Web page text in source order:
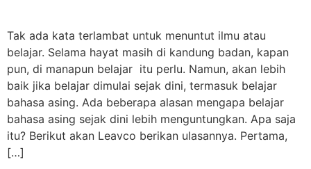
Tak ada kata terlambat untuk menuntut ilmu atau
belajar. Selama hayat masih di kandung badan, kapan
pun, di manapun belajar itu perlu. Namun, akan lebih
baik jika belajar dimulai sejak dini, termasuk belajar
bahasa asing. Ada beberapa alasan mengapa belajar
bahasa asing sejak dini lebih menguntungkan. Apa saja
itu? Berikut akan Leavco berikan ulasannya. Pertama,
[…]